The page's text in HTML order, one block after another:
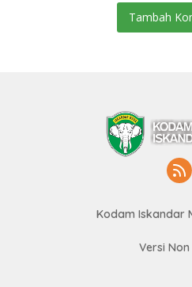
Tambah
Kodam Iskandar
Versi Non